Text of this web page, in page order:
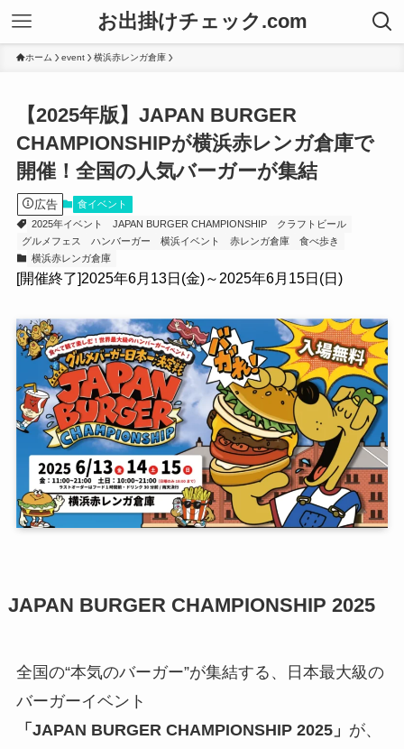
お出掛けチェック.com
ホーム event 横浜⾚レンガ倉庫
【2025年版】JAPAN BURGER
CHAMPIONSHIPが横浜赤レンガ倉庫で
開催！全国の人気バーガーが集結
広告
食イベント
2025年イベント
JAPAN BURGER CHAMPIONSHIP
クラフトビール
グルメフェス
ハンバーガー 横浜イベント 赤レンガ倉庫
食べ歩き
横浜⾚レンガ倉庫
[開催終了]2025年6月13日(金)～2025年6月15日(日)
JAPAN BURGER CHAMPIONSHIP 2025
全国の“本気のバーガー”が集結する、日本最大級の
バーガーイベント
「JAPAN BURGER CHAMPIONSHIP 2025」 が、